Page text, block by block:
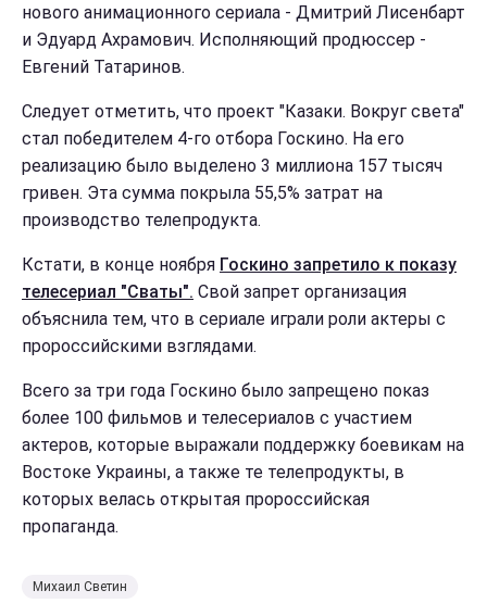
нового анимационного сериала - Дмитрий Лисенбарт
и Эдуард Ахрамович. Исполняющий продюссер -
Евгений Татаринов.
Следует отметить, что проект "Казаки. Вокруг света"
стал победителем 4-го отбора Госкино. На его
реализацию было выделено 3 миллиона 157 тысяч
гривен. Эта сумма покрыла 55,5% затрат на
производство телепродукта.
Кстати, в конце ноября Госкино запретило к показу
телесериал "Сваты". Свой запрет организация
объяснила тем, что в сериале играли роли актеры с
пророссийскими взглядами.
Всего за три года Госкино было запрещено показ
более 100 фильмов и телесериалов с участием
актеров, которые выражали поддержку боевикам на
Востоке Украины, а также те телепродукты, в
которых велась открытая пророссийская
пропаганда.
Михаил Светин